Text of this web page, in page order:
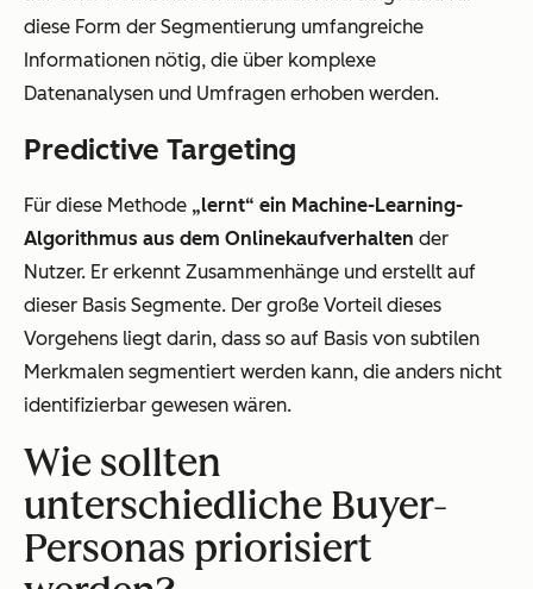
diese Form der Segmentierung umfangreiche
Informationen nötig, die über komplexe
Datenanalysen und Umfragen erhoben werden.
Predictive Targeting
Für diese Methode „lernt“ ein Machine-Learning-
Algorithmus aus dem Onlinekaufverhalten der
Nutzer. Er erkennt Zusammenhänge und erstellt auf
dieser Basis Segmente. Der große Vorteil dieses
Vorgehens liegt darin, dass so auf Basis von subtilen
Merkmalen segmentiert werden kann, die anders nicht
identifizierbar gewesen wären.
Wie sollten
unterschiedliche Buyer-
Personas priorisiert